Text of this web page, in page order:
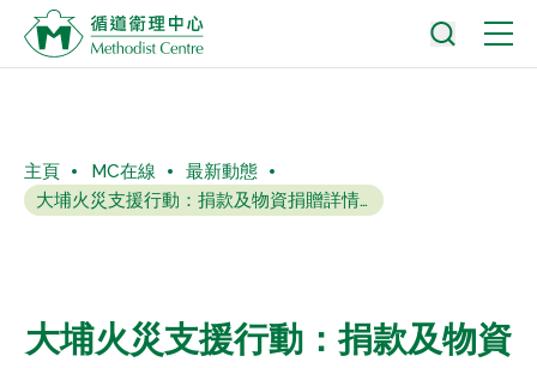
主頁 MC在線
最新動態
大埔火災支援行動：捐款及物資捐贈詳情 (暫停)
大埔火災支援行動：捐款及物資